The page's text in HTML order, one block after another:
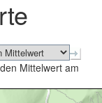
Mittelwert am